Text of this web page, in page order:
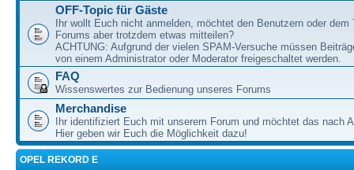
OFF-Topic für Gäste
Ihr wollt Euch nicht anmelden, möchtet den Benutzern oder dem
Forums aber trotzdem etwas mitteilen?
ACHTUNG: Aufgrund der vielen SPAM-Versuche müssen
von einem Administrator oder Moderator freigeschaltet werden.
FAQ
Wissenswertes zur Bedienung unseres Forums
Merchandise
Ihr identifiziert Euch mit unserem Forum und möchtet das nach
Hier geben wir Euch die Möglichkeit dazu!
OPEL REKORD E